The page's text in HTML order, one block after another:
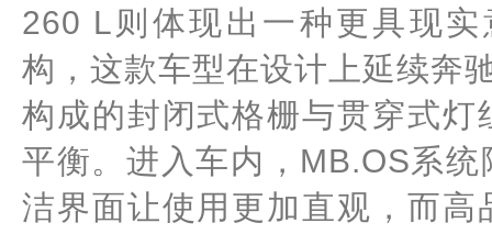
260 L则体现出一种更具现
构，这款车型在设计上延续奔
构成的封闭式格栅与贯穿式
平衡。进入车内，MB.OS系
洁界面让使用更加直观，而